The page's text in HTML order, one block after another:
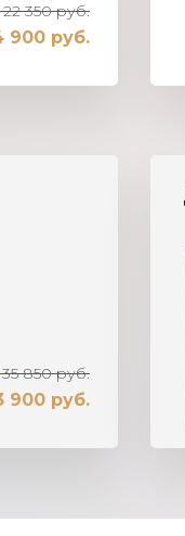
350 руб.
900 руб.
850 руб.
900 руб.